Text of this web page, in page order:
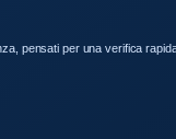
pensati per una verifica